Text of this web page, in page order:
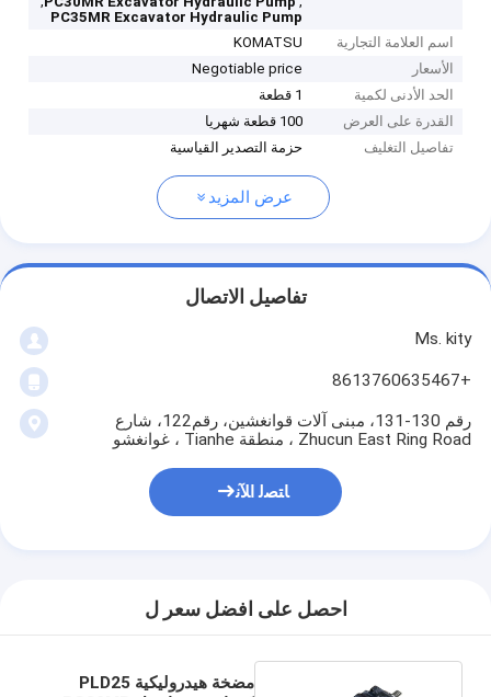
PC35MR Excavator Hydraulic Pump
اسم العلامة التجارية
KOMATSU
الأسعار
Negotiable price
الحد الأدنى لكمية
1 قطعة
القدرة على العرض
100 قطعة شهريا
تفاصيل التغليف
حزمة التصدير القياسية
عرض المزيد
تفاصيل الاتصال
Ms. kity
+8613760635467
رقم 130-131، مبنى آلات قوانغشين، رقم122، شارع
Zhucun East Ring Road ، منطقة Tianhe ، غوانغشو
ﺎﺘﺼﻟ ﺍﻶﻧ
احصل على افضل سعر ل
مضخة هيدروليكية PLD25